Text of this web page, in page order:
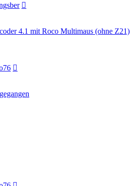
4.1 mit Roco Multimaus (ohne Z21)